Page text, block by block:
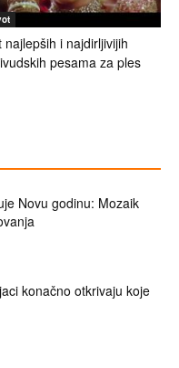
najlepših i najdirljivijih
pesama za ples
Novu godinu: Mozaik
konačno otkrivaju koje